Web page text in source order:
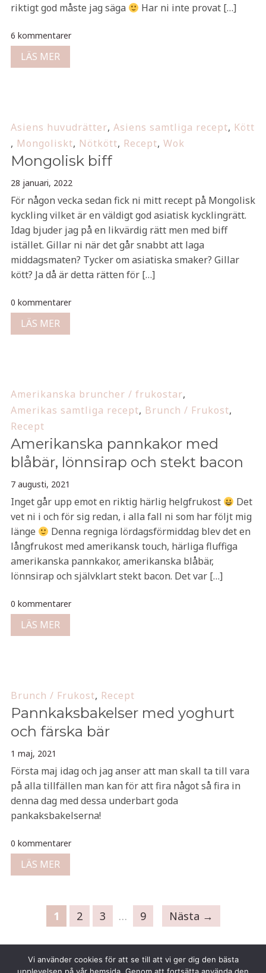
riktigt god måste jag säga
Har ni inte provat […]
6 kommentarer
LÄS MER
Asiens huvudrätter, Asiens samtliga recept, Kött
, Mongoliskt, Nötkött, Recept, Wok
Mongolisk biff
28 januari, 2022
För någon vecka sedan fick ni mitt recept på Mongolisk
kyckling vilket är en väldigt god asiatisk kycklingrätt.
Idag bjuder jag på en likvärdig rätt men med biff
istället. Gillar ni när det går snabbt att laga
middagsmaten? Tycker om asiatiska smaker? Gillar
kött? Ja då är detta rätten för […]
0 kommentarer
LÄS MER
Amerikanska bruncher / frukostar,
Amerikas samtliga recept, Brunch / Frukost,
Recept
Amerikanska pannkakor med
blåbär, lönnsirap och stekt bacon
7 augusti, 2021
Inget går upp emot en riktig härlig helgfrukost
Det
vet ni i och för sig redan, i alla fall ni som har följt mig
länge
Denna regniga lördagsförmiddag blev det en
långfrukost med amerikansk touch, härliga fluffiga
amerikanska pannkakor, amerikanska blåbär,
lönnsirap och självklart stekt bacon. Det var […]
0 kommentarer
LÄS MER
Brunch / Frukost, Recept
Pannkaksbakelser med yoghurt
och färska bär
1 maj, 2021
Första maj idag och jag anser att man skall ta till vara
på alla tillfällen man kan för att fira något så fira in
denna dag med dessa underbart goda
pankaksbakelserna!
0 kommentarer
LÄS MER
1 2 3 … 9 Nästa →
Vi använder cookies för att se till att vi ger dig den bästa